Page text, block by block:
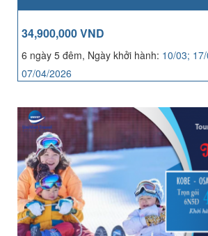
34,900,000 VND
6 ngày 5 đêm, Ngày khởi hành: 10/03;
07/04/2026